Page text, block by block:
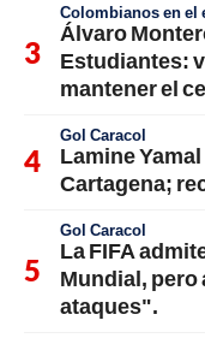
Colombianos en el
Álvaro
Estudiantes:
mantener el
Gol Caracol
Lamine
Cartagena;
Gol Caracol
La FIFA
Mundial,
ataques".